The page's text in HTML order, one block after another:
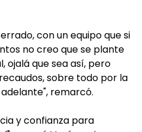
con un equipo que si
no creo que se plante
ojalá que sea así, pero
sobre todo por la
remarcó.
y confianza para